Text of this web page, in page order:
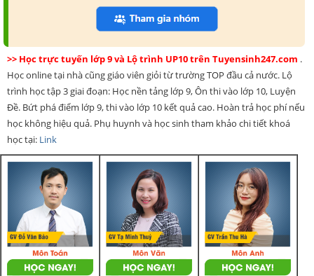
>> Học trực tuyến lớp 9 và Lộ trình UP10 trên Tuyensinh247.com .
Học online tại nhà cũng giáo viên giỏi từ trường TOP đầu cả nước. Lộ
trình học tập 3 giai đoạn: Học nền tảng lớp 9, Ôn thi vào lớp 10, Luyện
Đề. Bứt phá điểm lớp 9, thi vào lớp 10 kết quả cao. Hoàn trả học phí nếu
học không hiệu quả. Phụ huynh và học sinh tham khảo chi tiết khoá
học tại: Link